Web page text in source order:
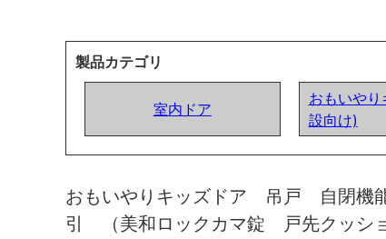
製品カテゴリ
室内ドア
おもいや
設向け)
おもいやりキッズドア 吊戸 自閉
引 （美和ロックカマ錠 戸先クッショ